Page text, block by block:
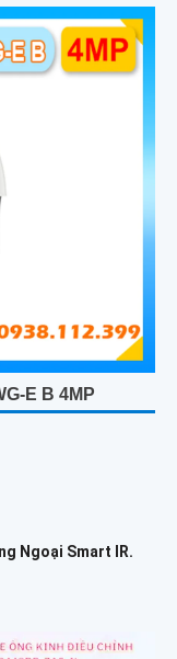
E B 4MP
Ngoại Smart IR.